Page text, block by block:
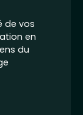
de vos
en
du